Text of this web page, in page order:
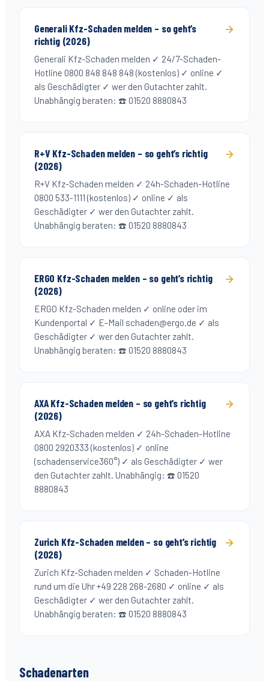
Generali Kfz-Schaden melden – so geht’s
richtig (2026)
Generali Kfz-Schaden melden ✓ 24/7-Schaden-
Hotline 0800 848 848 848 (kostenlos) ✓ online ✓
als Geschädigter ✓ wer den Gutachter zahlt.
Unabhängig beraten: ☎️ 01520 8880843
R+V Kfz-Schaden melden – so geht’s richtig
(2026)
R+V Kfz-Schaden melden ✓ 24h-Schaden-Hotline
0800 533-1111 (kostenlos) ✓ online ✓ als
Geschädigter ✓ wer den Gutachter zahlt.
Unabhängig beraten: ☎️ 01520 8880843
ERGO Kfz-Schaden melden – so geht’s richtig
(2026)
ERGO Kfz-Schaden melden ✓ online oder im
Kundenportal ✓ E-Mail schaden@ergo.de ✓ als
Geschädigter ✓ wer den Gutachter zahlt.
Unabhängig beraten: ☎️ 01520 8880843
AXA Kfz-Schaden melden – so geht’s richtig
(2026)
AXA Kfz-Schaden melden ✓ 24h-Schaden-Hotline
0800 2920333 (kostenlos) ✓ online
(schadenservice360°) ✓ als Geschädigter ✓ wer
den Gutachter zahlt. Unabhängig: ☎️ 01520
8880843
Zurich Kfz-Schaden melden – so geht’s richtig
(2026)
Zurich Kfz-Schaden melden ✓ Schaden-Hotline
rund um die Uhr +49 228 268-2680 ✓ online ✓ als
Geschädigter ✓ wer den Gutachter zahlt.
Unabhängig beraten: ☎️ 01520 8880843
Schadenarten